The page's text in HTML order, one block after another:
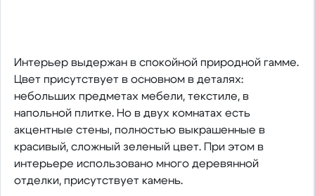
Интерьер выдержан в спокойной природной гамме.
Цвет присутствует в основном в деталях:
небольших предметах мебели, текстиле, в
напольной плитке. Но в двух комнатах есть
акцентные стены, полностью выкрашенные в
красивый, сложный зеленый цвет. При этом в
интерьере использовано много деревянной
отделки, присутствует камень.